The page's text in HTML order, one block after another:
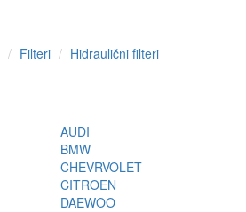
Filteri Hidraulični filteri
AUDI
BMW
CHEVRVOLET
CITROEN
DAEWOO